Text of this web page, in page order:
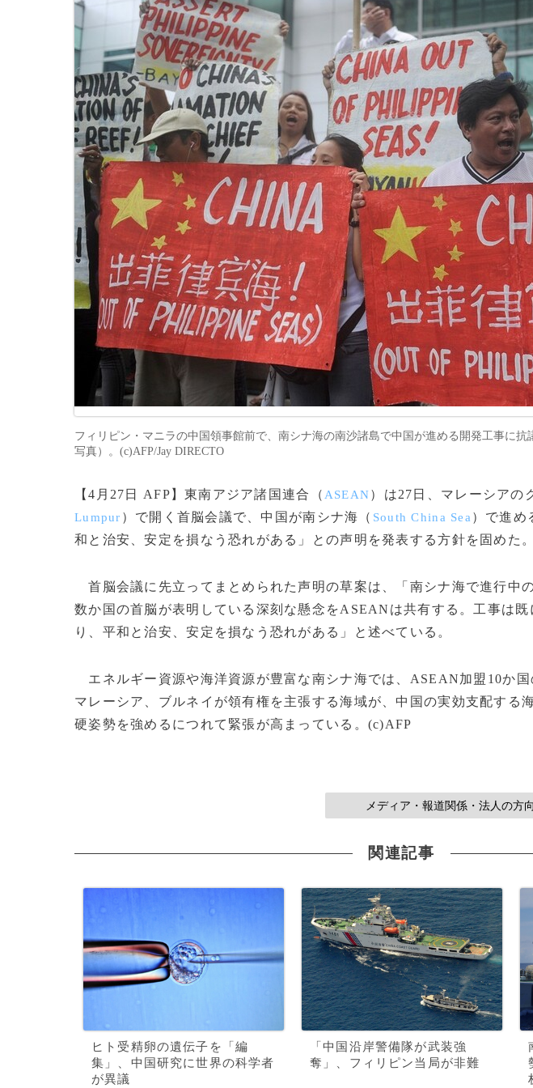
フィリピン・マニラの中国領事館前で、南シナ海の南沙諸島で中国が進める開発工事に抗
写真）。(c)AFP/Jay DIRECTO
【4月27日 AFP】東南アジア諸国連合（ ASEAN）は27日、マレーシアの
Lumpur ）で開く首脳会議で、中国が南シナ海（ South China Sea ）で進め
和と治安、安定を損なう恐れがある」との声明を発表する方針を固めた。
首脳会議に先立ってまとめられた声明の草案は、「南シナ海で進行中
数か国の首脳が表明している深刻な懸念をASEANは共有する。工事は
り、平和と治安、安定を損なう恐れがある」と述べている。
エネルギー資源や海洋資源が豊富な南シナ海では、ASEAN加盟10か国
マレーシア、ブルネイが領有権を主張する海域が、中国の実効支配する
硬姿勢を強めるにつれて緊張が高まっている。(c)AFP
メディア・報道関係・法人の方
関連記事
ヒト受精卵の遺伝子を「編
集」、中国研究に世界の科学者
が異議
「中国沿岸警備隊が武装強
奪」、フィリピン当局が非難